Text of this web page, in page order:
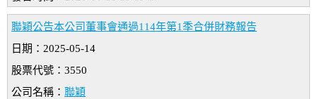
聯穎公告本公司董事會通過114年第1季合併財務報告
日期：2025-05-14
股票代號：3550
公司名稱： 聯穎